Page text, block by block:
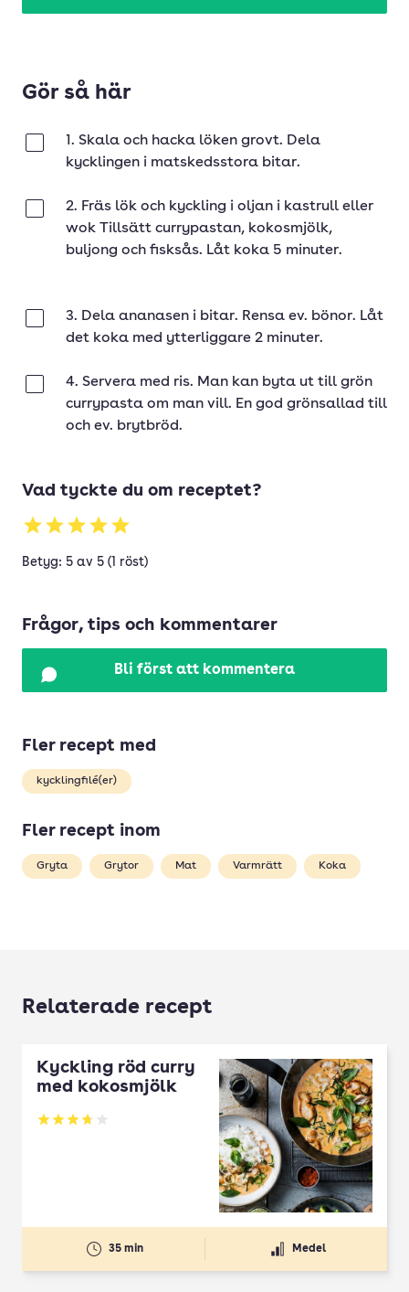
Gör så här
1. Skala och hacka löken grovt. Dela
kycklingen i matskedsstora bitar.
2. Fräs lök och kyckling i oljan i kastrull eller
wok Tillsätt currypastan, kokosmjölk,
buljong och fisksås. Låt koka 5 minuter.
3. Dela ananasen i bitar. Rensa ev. bönor. Låt
det koka med ytterliggare 2 minuter.
4. Servera med ris. Man kan byta ut till grön
currypasta om man vill. En god grönsallad till
och ev. brytbröd.
Vad tyckte du om receptet?
Betyg: 5 av 5 (1 röst)
Frågor, tips och kommentarer
Bli först att kommentera
Fler recept med
kycklingfilé(er)
Fler recept inom
Gryta Grytor Mat Varmrätt Koka
Relaterade recept
Kyckling röd curry
med kokosmjölk
Betyg: 3.71 av 5
35 min Medel